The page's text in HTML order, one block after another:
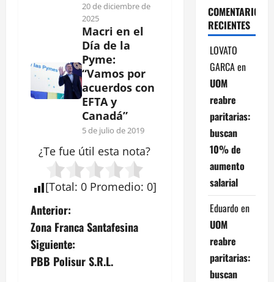
20 de diciembre de
2025
Macri en el
Día de la
Pyme:
“Vamos por
acuerdos con
EFTA y
Canadá”
5 de julio de 2019
¿Te fue útil esta nota?
[Total: 0 Promedio: 0]
N
a
v
Anterior:
Zona Franca Santafesina
Siguiente:
PBB Polisur S.R.L.
COMENTARIOS
RECIENTES
LOVATO
GARCAen
UOM
reabre
paritarias:
buscan
10% de
aumento
salarial
Eduardo en
UOM
reabre
paritarias:
buscan